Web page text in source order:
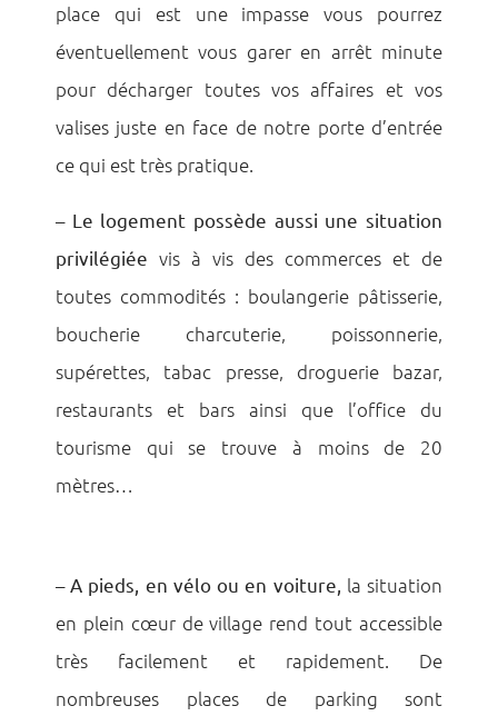
place qui est une impasse vous pourrez
éventuellement vous garer en arrêt minute
pour décharger toutes vos affaires et vos
valises juste en face de notre porte d’entrée
ce qui est très pratique.
– Le logement possède aussi une situation
privilégiée vis à vis des commerces et de
toutes commodités : boulangerie pâtisserie,
boucherie charcuterie, poissonnerie,
supérettes, tabac presse, droguerie bazar,
restaurants et bars ainsi que l’office du
tourisme qui se trouve à moins de 20
mètres…
–A pieds, en vélo ou en voiture, la situation
en plein cœur de village rend tout accessible
très facilement et rapidement. De
nombreuses places de parking sont